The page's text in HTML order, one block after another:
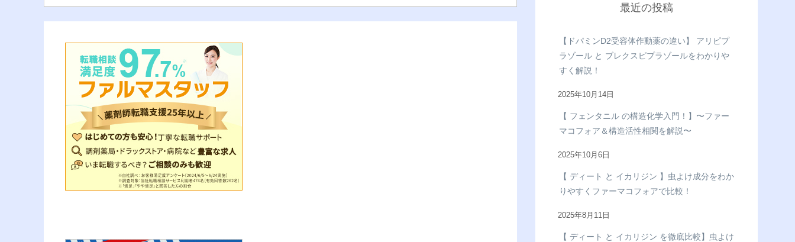
最近の投稿
【ドパミンD2受容体作動薬の違い】 アリピプ
ラゾール と ブレクスピプラゾールをわかりや
すく解説！
2025年10月14日
【 フェンタニル の構造化学入門！】〜ファー
マコフォア＆構造活性相関を解説〜
2025年10月6日
【 ディート と イカリジン 】虫よけ成分をわか
りやすくファーマコフォアで比較！
2025年8月11日
【 ディート と イカリジン を徹底比較】虫よけ